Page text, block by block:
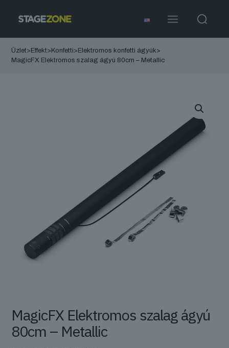
Üzlet> Effekt> Konfetti> Elektromos konfetti ágyúk>
MagicFX Elektromos szalag ágyú 80cm – Metallic
MagicFX Elektromos szalag ágyú
80cm – Metallic